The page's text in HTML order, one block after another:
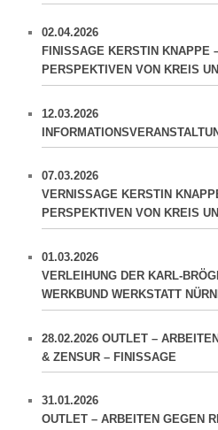
02.04.2026
FINISSAGE KERSTIN KNAPPE
PERSPEKTIVEN VON KREIS
12.03.2026
07.03.2026
VERNISSAGE KERSTIN
PERSPEKTIVEN VON KREIS
01.03.2026
VERLEIHUNG DER KARL-
WERKBUND WERKSTATT
28.02.2026 OUTLET –
& ZENSUR – FINISSAGE
31.01.2026
OUTLET – ARBEITEN GEGEN